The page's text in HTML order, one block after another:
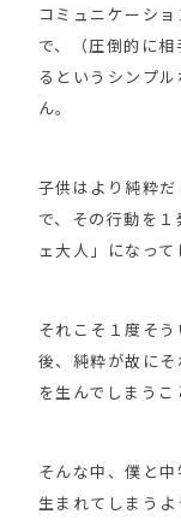
コミュニケーシ
で、（圧倒的に
るというシンプ
ん。
子供はより純粋
で、その行動を
ェ大人」になって
それこそ１度そ
後、純粋が故に
を生んでしまうこ
そんな中、僕と
生まれてしまう